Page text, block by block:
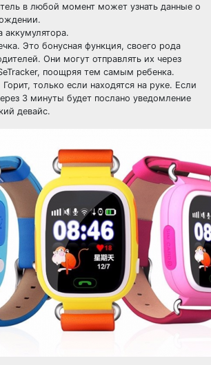
в любой момент может узнать данные о
аккумулятора.
Это бонусная функция, своего рода
Они могут отправлять их через
поощряя тем самым ребенка.
Горит, только если находятся на руке. Если
3 минуты будет послано уведомление
девайс.